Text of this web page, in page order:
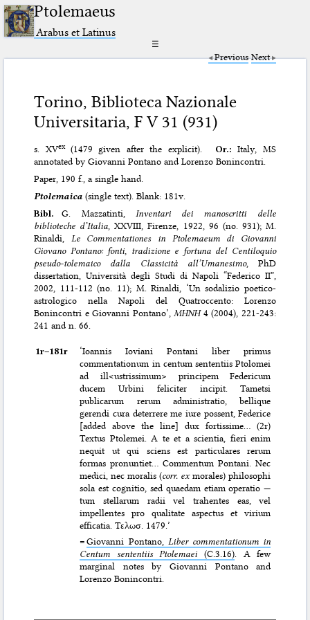
Ptolemaeus
Arabus et Latinus
☰
Previous Next
Torino, Biblioteca Nazionale
Universitaria, F V 31 (931)
s. XVex(1479 given after the explicit). Or.: Italy, MS
annotated by Giovanni Pontano and Lorenzo Bonincontri.
Paper, 190 f., a single hand.
Ptolemaica (single text). Blank: 181v.
Bibl.G. Mazzatinti, Inventari dei manoscritti delle
biblioteche d’Italia , XXVIII, Firenze, 1922, 96 (no. 931); M.
Rinaldi, Le Commentationes in Ptolemaeum di Giovanni
Giovano Pontano: fonti, tradizione e fortuna del Centiloquio
pseudo-tolemaico dalla Classicità all’Umanesimo, PhD
dissertation, Università degli Studi di Napoli “Federico II”,
2002, 111-112 (no. 11); M. Rinaldi, ‘Un sodalizio poetico-
astrologico nella Napoli del Quatroccento: Lorenzo
Bonincontri e Giovanni Pontano’, MHNH4 (2004), 221-243:
241 and n. 66.
1r–⁠181r
‘Ioannis Ioviani Pontani liber primus
commentationum in centum sententiis Ptolomei
ad ill<ustrissimum> principem Federicum
ducem Urbini feliciter incipit. Tametsi
publicarum rerum administratio, bellique
gerendi cura deterrere me iure possent, Federice
[added above the line] dux fortissime… (2r)
Textus Ptolemei. A te et a scientia, fieri enim
nequit ut qui sciens est particulares rerum
formas pronuntiet… Commentum Pontani. Nec
medici, nec moralis (corr. exmorales) philosophi
sola est cognitio, sed quaedam etiam operatio —
tum stellarum radii vel trahentes eas, vel
impellentes pro qualitate aspectus et virium
efficatia. Τελωσ. 1479.’
=Giovanni Pontano, Liber commentationum in
Centum sententiis Ptolemaei (C.3.16). A few
marginal notes by Giovanni Pontano and
Lorenzo Bonincontri.